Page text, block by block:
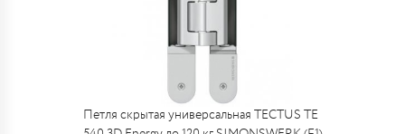
Петля скрытая универсальная TECTUS TE